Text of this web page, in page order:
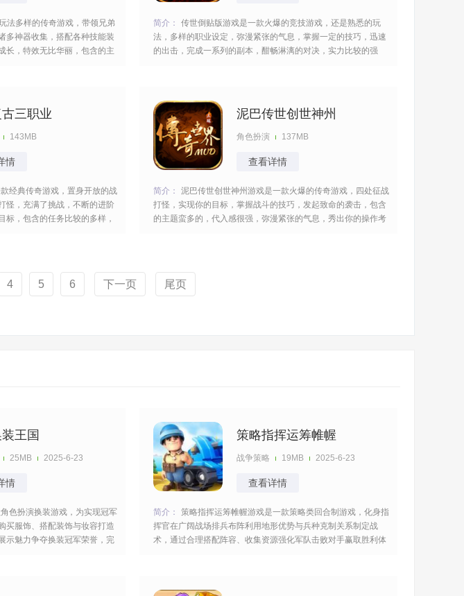
法多样的传奇游戏，带领兄弟
多神器收集，搭配各种技能装
长，特效无比华丽，包含的主
简介：
传世倒贴版游戏是一款火爆的竞技游戏，还是熟悉的玩
法，多样的职业设定，弥漫紧张的气息，掌握一定的技巧，迅速
的出击，完成一系列的副本，酣畅淋漓的对决，实力比较的强
三职业
143MB
情
经典传奇游戏，置身开放的战
怪，充满了挑战，不断的进阶
标，包含的任务比较的多样，
泥巴传世创世神州
角色扮演 137MB
查看详情
简介：
泥巴传世创世神州游戏是一款火爆的传奇游戏，四处征战
打怪，实现你的目标，掌握战斗的技巧，发起致命的袭击，包含
的主题蛮多的，代入感很强，弥漫紧张的气息，秀出你的操作考
4 5 6 下一页 尾页
王国
25MB 2025-6-23
情
色扮演换装游戏，为实现冠军
买服饰、搭配装饰与妆容打造
示魅力争夺换装冠军荣誉，完
策略指挥运筹帷幄
战争策略 19MB 2025-6-23
查看详情
简介：
策略指挥运筹帷幄游戏是一款策略类回合制游戏，化身指
挥官在广阔战场排兵布阵利用地形优势与兵种克制关系制定战
术，通过合理搭配阵容、收集资源强化军队击败对手赢取胜利体